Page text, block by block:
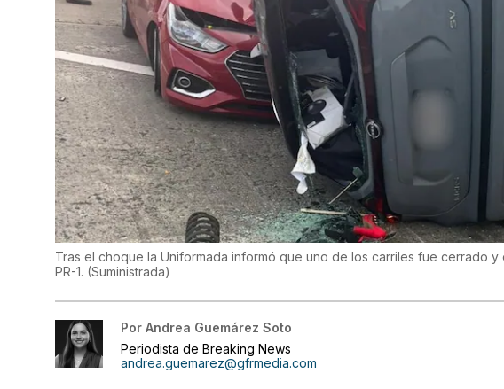
Tras el choque la Uniformada informó que uno de los carriles fue cerrado
PR-1. (Suministrada)
Por Andrea Guemárez Soto
Periodista de Breaking News
andrea.guemarez@gfrmedia.com